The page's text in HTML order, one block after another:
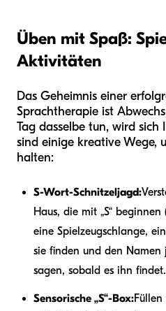
Üben mit Spaß:
Aktivitäten
Das Geheimnis einer
Sprachtherapie ist
Tag dasselbe tun, wird
sind einige kreative Wege,
halten:
S-Wort-Schnitzeljagd:
Haus, die mit „S“
eine Spielzeugschlange,
sie finden und den Namen
sagen, sobald es ihn findet.
Sensorische „S“-Box: